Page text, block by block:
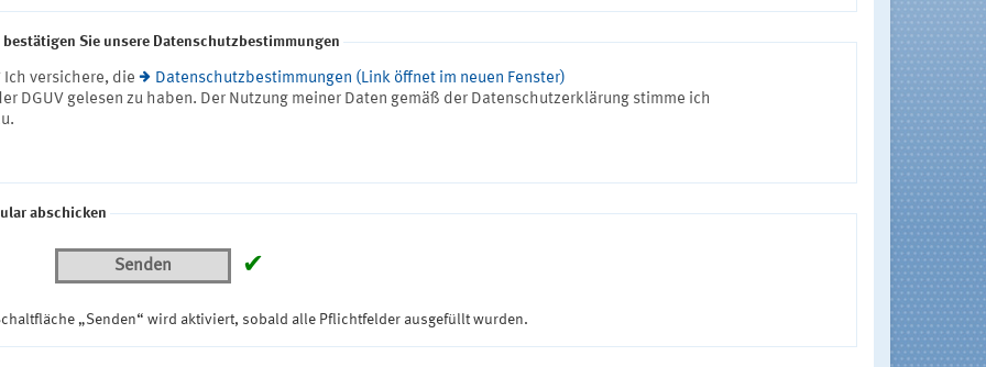
Sie unsere Datenschutzbestimmungen
Ich versichere, die
Datenschutzbestimmungen (Link öffnet im neuen Fenster)
DGUV gelesen zu haben. Der Nutzung meiner Daten gemäß der Datenschutzerklärung stimme ich
abschicken
Senden ✔
„Senden“ wird aktiviert, sobald alle Pflichtfelder ausgefüllt wurden.